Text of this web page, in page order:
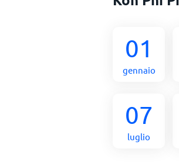
01
gennaio
07
luglio